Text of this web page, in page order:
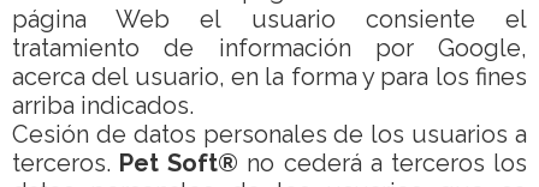
página Web el usuario consiente el
tratamiento de información por Google,
acerca del usuario, en la forma y para los fines
arriba indicados.
Cesión de datos personales de los usuarios a
terceros. Pet Soft® no cederá a terceros los